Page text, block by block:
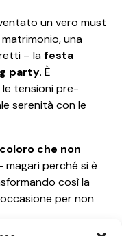
un vero must
una
– lafesta
party. È
tensioni pre-
serenità con le
che non
magari perché si è
così la
per non